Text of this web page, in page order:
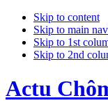
Skip to content
Skip to main
Skip to 1st
Skip to 2nd
Actu